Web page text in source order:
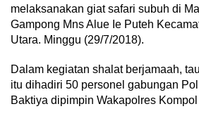
melaksanakan giat safari subuh di
Gampong Mns Alue Ie Puteh
Utara. Minggu (29/7/2018).
Dalam kegiatan shalat berjamaah,
itu dihadiri 50 personel gabungan
Baktiya dipimpin Wakapolres